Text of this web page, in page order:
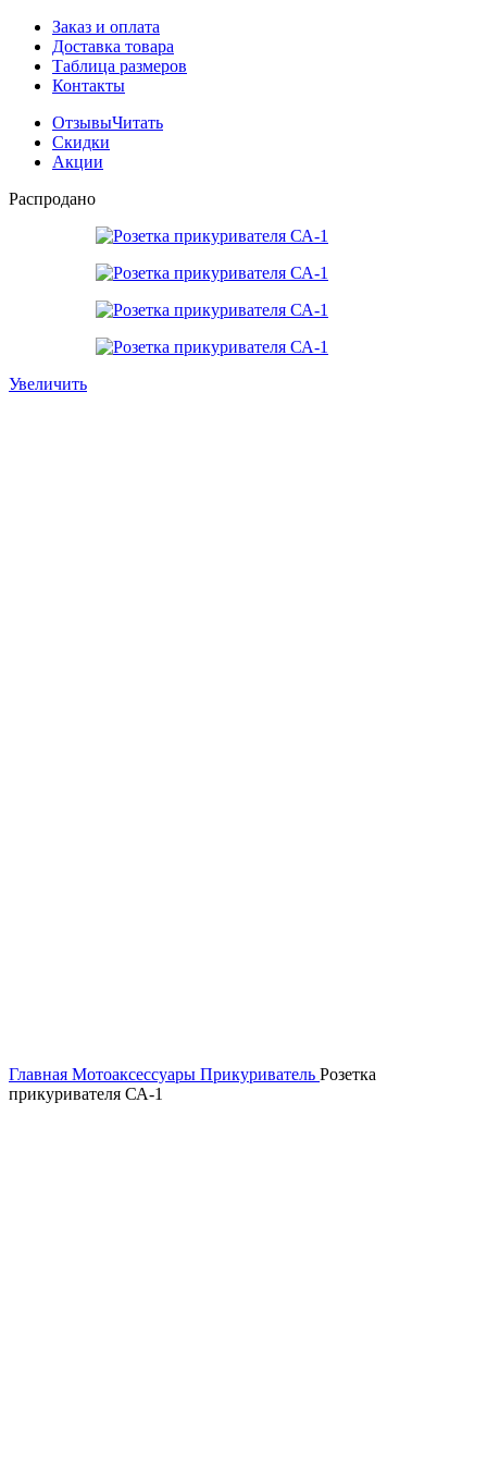
Заказ и оплата
Доставка товара
Таблица размеров
Контакты
ОтзывыЧитать
Скидки
Акции
Распродано
Увеличить
Главная Мотоаксессуары Прикуриватель Розетка
прикуривателя СА-1